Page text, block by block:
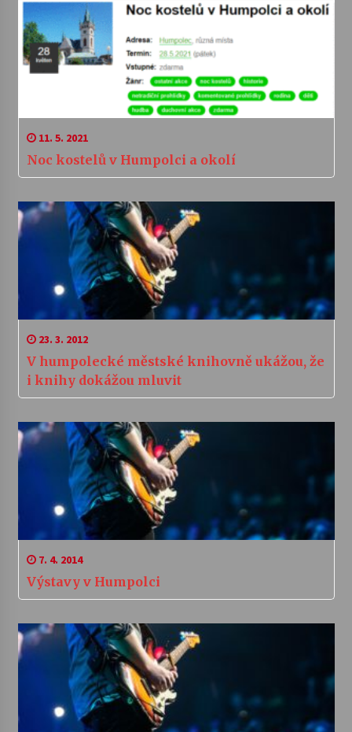
11. 5. 2021
Noc kostelů v Humpolci a okolí
23. 3. 2012
V humpolecké městské knihovně ukážou, že
i knihy dokážou mluvit
7. 4. 2014
Výstavy v Humpolci